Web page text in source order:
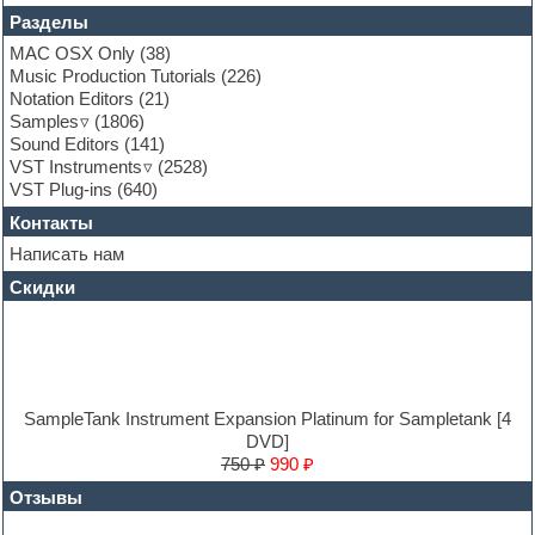
Funk
Garritan
General MIDI kits
Guitar emulation
Guitar loops
Guitar processing and effects
Hands-up samples
Hardstyle
Heavy metal sample packs
Hip-hop
House music
Hypersonic
Jazz
Loops
Maschine Expansion
Mastering plug-ins
MIDI files
Разделы
MAC OSX Only (38)
Music Production Tutorials (226)
Notation Editors (21)
Samples
(1806)
Sound Editors (141)
VST Instruments
(2528)
VST Plug-ins (640)
Контакты
Написать нам
Скидки
SampleTank Instrument Expansion Platinum for Sampletank [4
DVD]
750 ₽ 990 ₽
Отзывы